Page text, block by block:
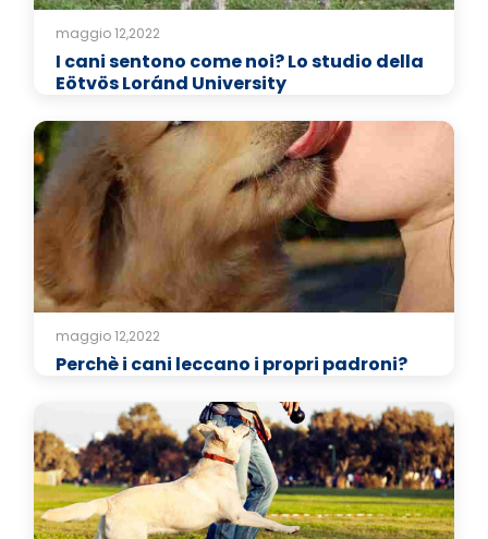
maggio 12,2022
I cani sentono come noi? Lo studio della
Eötvös Loránd University
maggio 12,2022
Perchè i cani leccano i propri padroni?